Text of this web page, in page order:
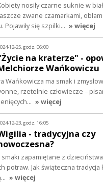
nosiły czarne suknie w
zwane czamarkami,
Pojawiły się szpilki… » więcej
12-25, godz. 06:00
na kraterze" -
Wańkowiczu
Wańkowicza ma smak i
rzetelnie człowiecze –
» więcej
12-23, godz. 16:05
- tradycyjna czy
zapamiętane z
potraw. Jak świąteczna tradycja
» więcej